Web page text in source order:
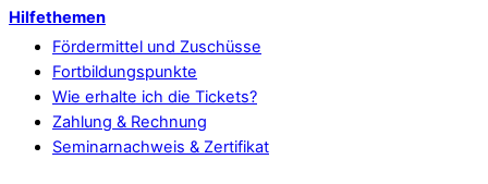
Hilfethemen
Fördermittel und Zuschüsse
Fortbildungspunkte
Wie erhalte ich die Tickets?
Zahlung & Rechnung
Seminarnachweis & Zertifikat